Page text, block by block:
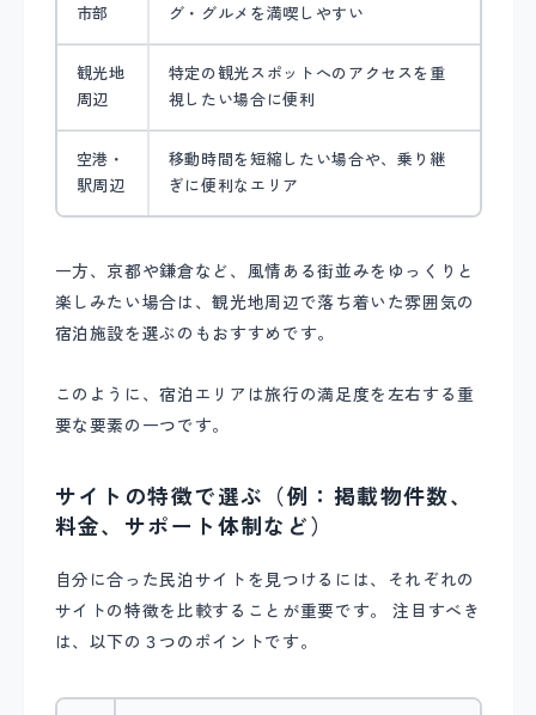
市部
グ・グルメを満喫しやすい
観光地
周辺
特定の観光スポットへのアクセスを重
視したい場合に便利
空港・
駅周辺
移動時間を短縮したい場合や、乗り継
ぎに便利なエリア
一方、京都や鎌倉など、風情ある街並みをゆっくりと
楽しみたい場合は、観光地周辺で落ち着いた雰囲気の
宿泊施設を選ぶのもおすすめです。
このように、宿泊エリアは旅行の満足度を左右する重
要な要素の一つです。
サイトの特徴で選ぶ（例：掲載物件数、
料金、サポート体制など）
自分に合った民泊サイトを見つけるには、それぞれの
サイトの特徴を比較することが重要です。 注目すべき
は、以下の３つのポイントです。